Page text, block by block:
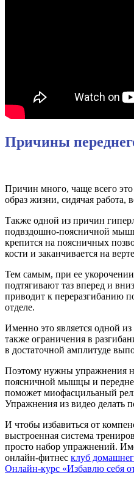
Причины
Причин много, чаще всего
образ жизни, сидячая работа,
Также одной из причин
подвздошно-поясничной
крепится на поясничных
кости и заканчивается на
Тем самым, при ее
подтягивают таз вперед и
приводит к переразгибанию
отделе.
Именно это является одной
также ограничения в
в достаточной амплитуде
Поэтому нужны упражнения
поясничной мышцы и
поможет миофасцильаный
Упражнения из видео делать
И чтобы избавиться от
выстроенная система
просто набор упражнений.
онлайн-фитнес клуб
Онлайн-курс «Избавлю себя